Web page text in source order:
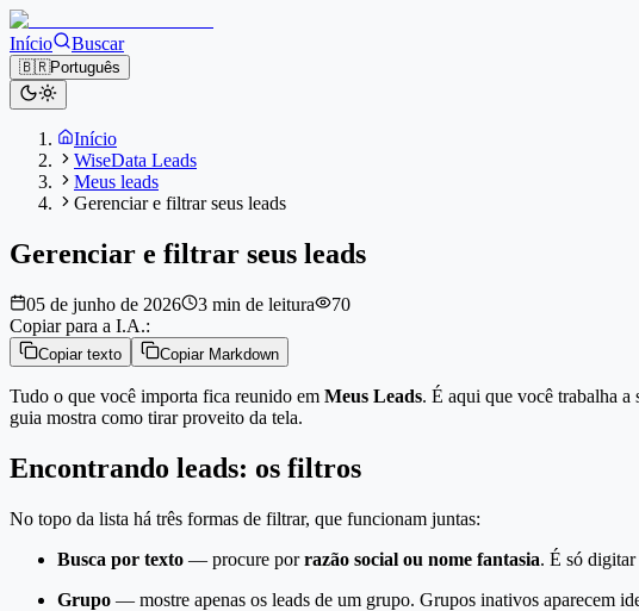
Início Buscar
🇧🇷Português
Início
WiseData Leads
Meus leads
Gerenciar e filtrar seus leads
Gerenciar e filtrar seus leads
05 de junho de 2026 3 min de leitura
70
Copiar para a I.A.:
Copiar texto Copiar Markdown
Tudo o que você importa fica reunido em Meus Leads. É aqui que você trabalha a
guia mostra como tirar proveito da tela.
Encontrando leads: os filtros
No topo da lista há três formas de filtrar, que funcionam juntas:
Busca por texto — procure porrazão social ou nome fantasia. É só digitar
Grupo — mostre apenas os leads de um grupo. Grupos inativos aparecem